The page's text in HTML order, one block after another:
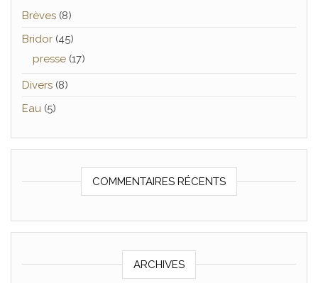
Brèves (8)
Bridor (45)
presse (17)
Divers (8)
Eau (5)
COMMENTAIRES RÉCENTS
ARCHIVES